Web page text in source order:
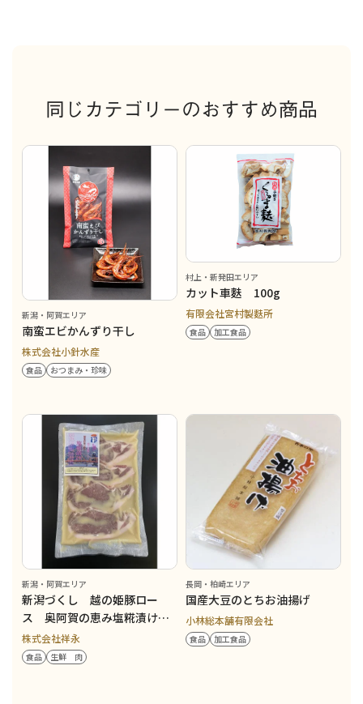
同じカテゴリーのおすすめ商品
新潟・阿賀エリア
南蛮エビかんずり干し
株式会社小針水産
食品 おつまみ・珍味
村上・新発田エリア
カット車麩 100g
有限会社宮村製麩所
食品 加工食品
新潟・阿賀エリア
新潟づくし 越の姫豚ロー
ス 奥阿賀の恵み塩糀漬け
400g
株式会社祥永
食品 生鮮 肉
長岡・柏崎エリア
国産大豆のとちお油揚げ
小林総本舗有限会社
食品 加工食品